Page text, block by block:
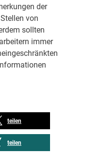
der
von
sollten
immer
teilen
teilen